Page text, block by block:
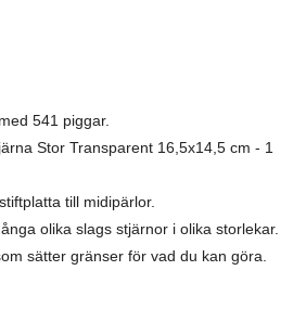
541 piggar.
Stor Transparent 16,5x14,5 cm - 1
till midipärlor.
olika slags stjärnor i olika storlekar.
sätter gränser för vad du kan göra.